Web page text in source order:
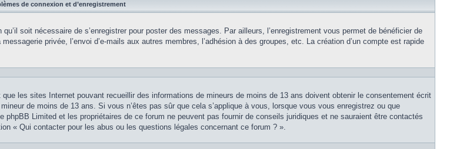
de connexion et d’enregistrement
soit nécessaire de s’enregistrer pour poster des messages. Par ailleurs, l’enregistrement vous permet de bénéficier de
privée, l’envoi d’e-mails aux autres membres, l’adhésion à des groupes, etc. La création d’un compte est rapide
les sites Internet pouvant recueillir des informations de mineurs de moins de 13 ans doivent obtenir le consentement écrit
de moins de 13 ans. Si vous n’êtes pas sûr que cela s’applique à vous, lorsque vous vous enregistrez ou que
Limited et les propriétaires de ce forum ne peuvent pas fournir de conseils juridiques et ne sauraient être contactés
« Qui contacter pour les abus ou les questions légales concernant ce forum ? ».